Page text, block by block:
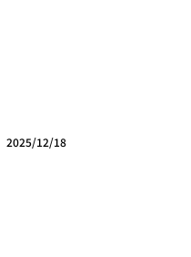
2025/12/18